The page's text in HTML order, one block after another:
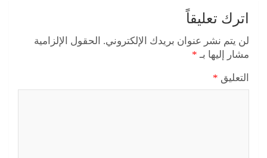
اترك تعليقاً
لن يتم نشر عنوان بريدك الإلكتروني. الحقول الإلزامية
مشار إليها بـ *
التعليق *